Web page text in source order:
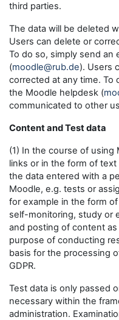
third parties.
The data will be deleted
Users can delete or
To do so, simply send
(moodle@rub.de). Users
corrected at any time. To
the Moodle helpdesk (
communicated to other
Content and Test data
(1) In the course of using
links or in the form of
the data entered with a
Moodle, e.g. tests or
for example in the form
self-monitoring, study or
and posting of content
purpose of conducting
basis for the processing
GDPR.
Test data is only passed
necessary within the
administration.